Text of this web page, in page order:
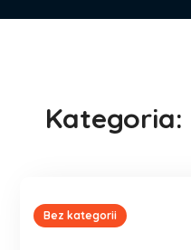
Kategoria:
Bez kategorii